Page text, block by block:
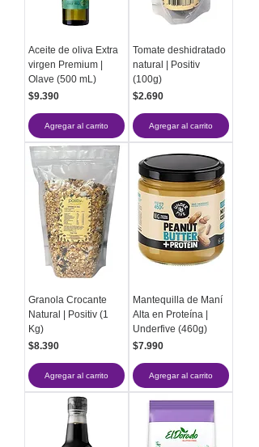
Aceite de oliva Extra
virgen Premium |
Olave (500 mL)
Precio
$9.390
Agregar al carrito
Tomate deshidratado
natural | Positiv
(100g)
Precio
$2.690
Agregar al carrito
Granola Crocante
Natural | Positiv (1
Kg)
Precio
$8.390
Agregar al carrito
Mantequilla de Maní
Alta en Proteína |
Underfive (460g)
Precio
$7.990
Agregar al carrito